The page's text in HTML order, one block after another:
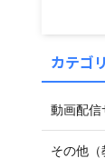
カテゴ
動画配信
その他（